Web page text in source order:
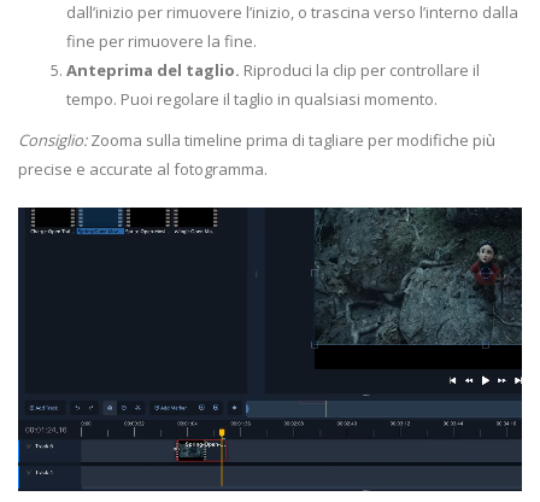
dall’inizio per rimuovere l’inizio, o trascina verso l’interno dalla
fine per rimuovere la fine.
Anteprima del taglio. Riproduci la clip per controllare il
tempo. Puoi regolare il taglio in qualsiasi momento.
Consiglio:Zooma sulla timeline prima di tagliare per modifiche più
precise e accurate al fotogramma.